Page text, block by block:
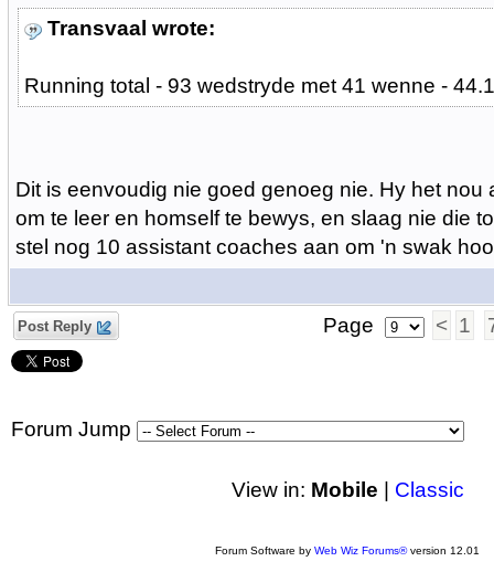
Transvaal wrote:
Running total - 93 wedstryde met 41 wenne -
Dit is eenvoudig nie goed genoeg nie. Hy het nou
om te leer en homself te bewys, en slaag nie die
stel nog 10 assistant coaches aan om 'n swak
Post Reply Page < 1
Forum Jump
View in: Mobile Classic
Forum Software by Web Wiz Forums®version 12.01